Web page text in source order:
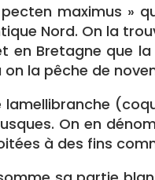
maximus »
Nord. On la
en Bretagne que
la pêche de
On en
à des fins